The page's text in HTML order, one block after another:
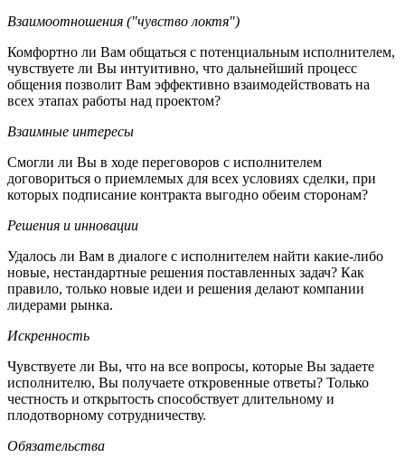
Взаимоотношения ("чувство локтя")
Комфортно ли Вам общаться с потенциальным исполнителем,
чувствуете ли Вы интуитивно, что дальнейший процесс
общения позволит Вам эффективно взаимодействовать на
всех этапах работы над проектом?
Взаимные интересы
Смогли ли Вы в ходе переговоров с исполнителем
договориться о приемлемых для всех условиях сделки, при
которых подписание контракта выгодно обеим сторонам?
Решения и инновации
Удалось ли Вам в диалоге с исполнителем найти какие-либо
новые, нестандартные решения поставленных задач? Как
правило, только новые идеи и решения делают компании
лидерами рынка.
Искренность
Чувствуете ли Вы, что на все вопросы, которые Вы задаете
исполнителю, Вы получаете откровенные ответы? Только
честность и открытость способствует длительному и
плодотворному сотрудничеству.
Обязательства